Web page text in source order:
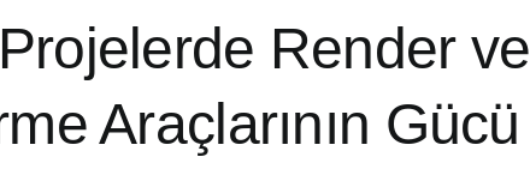
Render ve
Araçlarının Gücü